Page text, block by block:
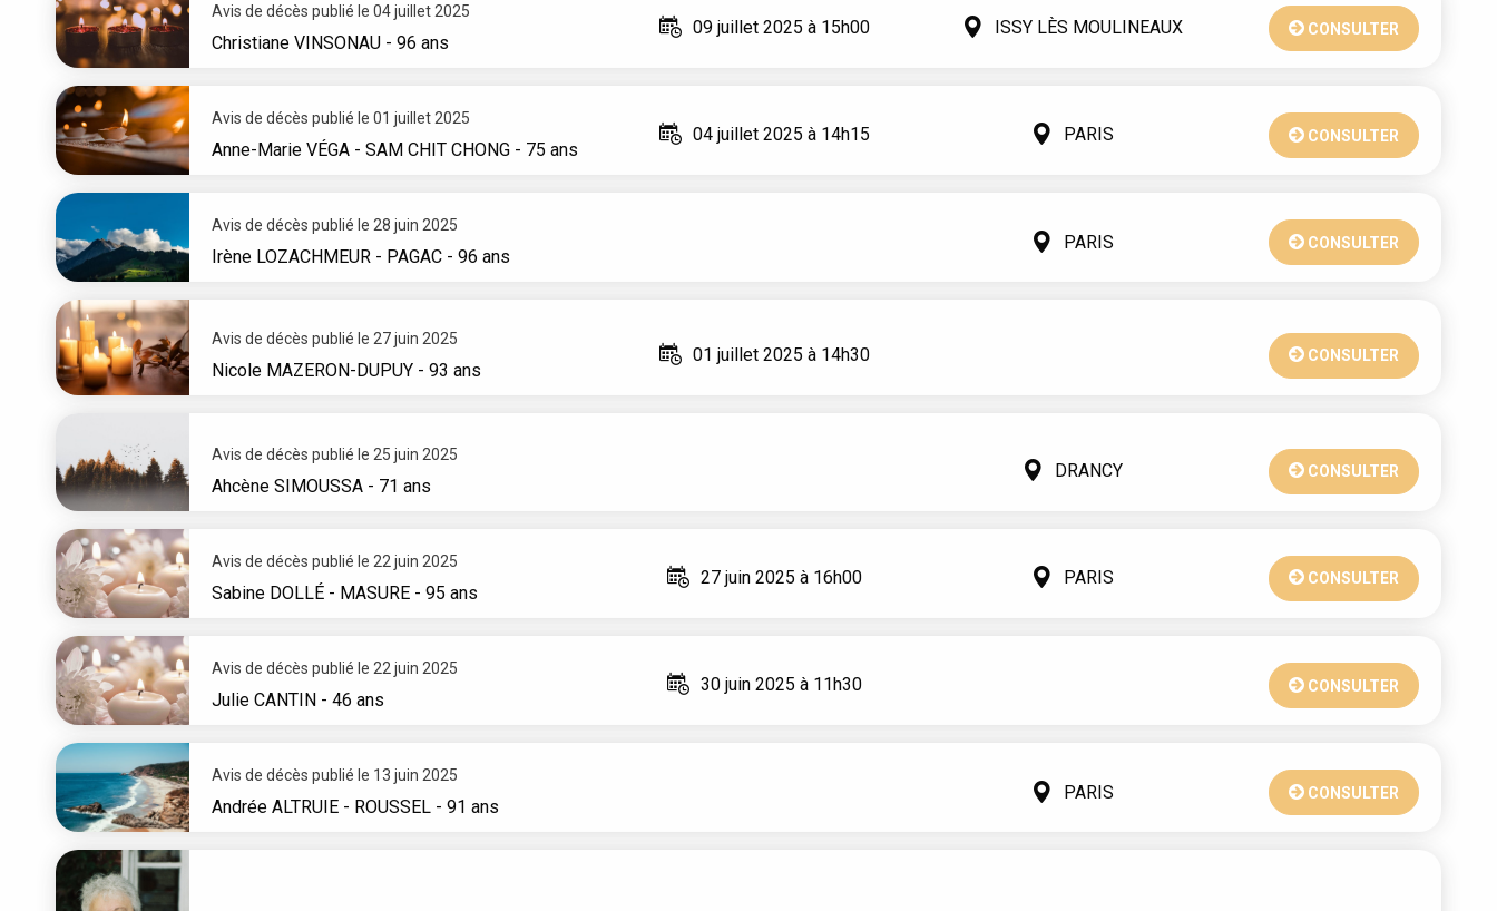
Avis de décès publié le 04 juillet 2025
Christiane VINSONAU - 96 ans
09 juillet 2025 à 15h00 ISSY LÈS MOULINEAUX CONSULTER
Avis de décès publié le 01 juillet 2025
Anne-Marie VÉGA - SAM CHIT CHONG - 75 ans
04 juillet 2025 à 14h15 PARIS CONSULTER
Avis de décès publié le 28 juin 2025
Irène LOZACHMEUR - PAGAC - 96 ans
PARIS CONSULTER
Avis de décès publié le 27 juin 2025
Nicole MAZERON-DUPUY - 93 ans
01 juillet 2025 à 14h30 CONSULTER
Avis de décès publié le 25 juin 2025
Ahcène SIMOUSSA - 71 ans
DRANCY CONSULTER
Avis de décès publié le 22 juin 2025
Sabine DOLLÉ - MASURE - 95 ans
27 juin 2025 à 16h00 PARIS CONSULTER
Avis de décès publié le 22 juin 2025
Julie CANTIN - 46 ans
30 juin 2025 à 11h30 CONSULTER
Avis de décès publié le 13 juin 2025
Andrée ALTRUIE - ROUSSEL - 91 ans
PARIS CONSULTER